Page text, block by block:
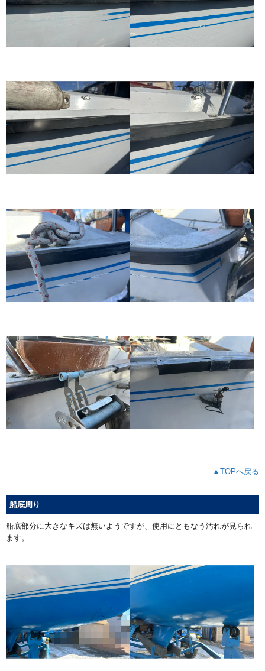
▲TOPへ戻る
船底周り
船底部分に大きなキズは無いようですが、使用にともなう汚れが見られ
ます。